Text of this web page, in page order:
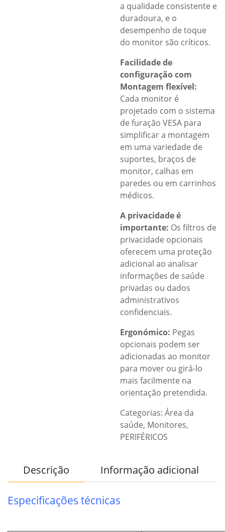
a qualidade consistente e
duradoura, e o
desempenho de toque
do monitor são críticos.
Facilidade de
configuração com
Montagem flexível:
Cada monitor é
projetado com o sistema
de furação VESA para
simplificar a montagem
em uma variedade de
suportes, braços de
monitor, calhas em
paredes ou em carrinhos
médicos.
A privacidade é
importante: Os filtros de
privacidade opcionais
oferecem uma proteção
adicional ao analisar
informações de saúde
privadas ou dados
administrativos
confidenciais.
Ergonómico: Pegas
opcionais podem ser
adicionadas ao monitor
para mover ou girá-lo
mais facilmente na
orientação pretendida.
Categorias: Área da
saúde, Monitores,
PERIFÉRICOS
Descrição Informação adicional
Especificações técnicas